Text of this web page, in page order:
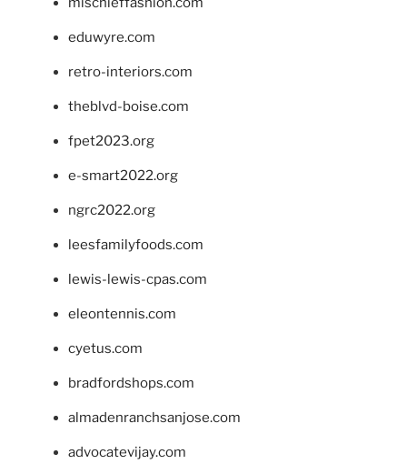
eduwyre.com
retro-interiors.com
theblvd-boise.com
fpet2023.org
e-smart2022.org
ngrc2022.org
leesfamilyfoods.com
lewis-lewis-cpas.com
eleontennis.com
cyetus.com
bradfordshops.com
almadenranchsanjose.com
advocatevijay.com